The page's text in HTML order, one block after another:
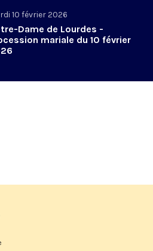
10 février 2026
Dame de Lourdes -
mariale du 10 février